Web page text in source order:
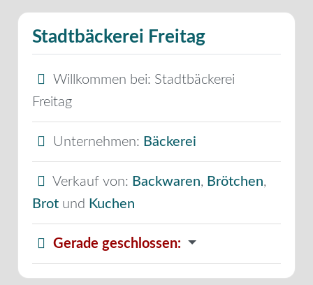
Stadtbäckerei Freitag
Willkommen bei: Stadtbäckerei
Freitag
Unternehmen: Bäckerei
Verkauf von: Backwaren, Brötchen,
Brot und Kuchen
Gerade geschlossen: